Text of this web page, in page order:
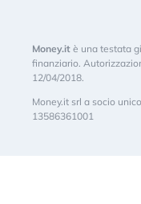
Money.it è una testata
finanziario.
12/04/2018.
Money.it srl a socio
13586361001